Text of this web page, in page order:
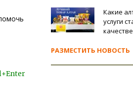
Какие
услуги
РАЗМЕСТИТЬ НОВОСТЬ